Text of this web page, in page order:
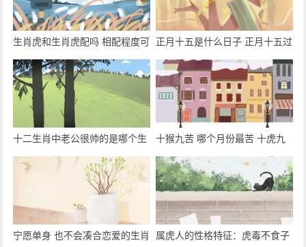
生肖虎和生肖虎配吗 相配程度可
谓是欢喜和忧愁各一半
正月十五是什么日子 正月十五过
了能理发吗
十二生肖中老公很帅的是哪个生
肖？
十猴九苦 哪个月份最苦 十虎九
苦 哪个月份最苦
宁愿单身 也不会凑合恋爱的生肖 属虎人的性格特征：虎毒不食子